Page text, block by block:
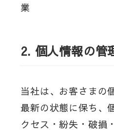
業
2. 個人情報の管
当社は、お客さまの
最新の状態に保ち、
クセス・紛失・破損